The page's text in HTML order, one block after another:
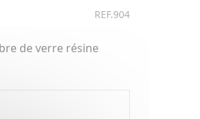
REF.904
de verre résine